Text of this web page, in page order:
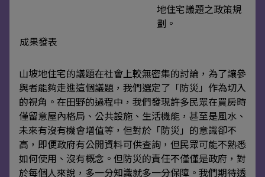
地住宅議題之政策規
劃。
成果發表
山坡地住宅的議題在社會上較無密集的討論，為了讓參
與者能夠走進這個議題，我們選定了「防災」作為切入
的視角。在田野的過程中，我們發現許多民眾在買房時
僅留意屋內格局、公共設施、生活機能，甚至是風水、
未來有沒有機會增值等，但對於「防災」的意識卻不
高，即便政府有公開資料可供查詢，但民眾可能不熟悉
如何使用、沒有概念。但防災的責任不僅僅是政府，對
於每個人來說，多一分知識就多一分保障。我們期待透